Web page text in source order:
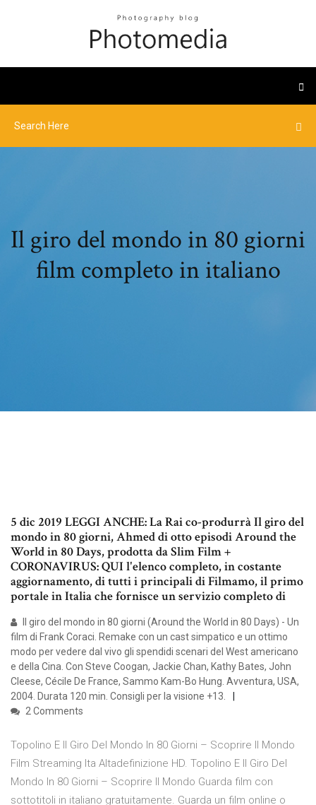
Il giro del mondo in 80 giorni
film completo in italiano
5 dic 2019 LEGGI ANCHE: La Rai co-produrrà Il giro del
mondo in 80 giorni, Ahmed di otto episodi Around the
World in 80 Days, prodotta da Slim Film +
CORONAVIRUS: QUI l'elenco completo, in costante
aggiornamento, di tutti i principali di Filmamo, il primo
portale in Italia che fornisce un servizio completo di
Il giro del mondo in 80 giorni (Around the World in 80 Days) - Un
film di Frank Coraci. Remake con un cast simpatico e un ottimo
modo per vedere dal vivo gli spendidi scenari del West americano
e della Cina. Con Steve Coogan, Jackie Chan, Kathy Bates, John
Cleese, Cécile De France, Sammo Kam-Bo Hung. Avventura, USA,
2004. Durata 120 min. Consigli per la visione +13.
2 Comments
Topolino E Il Giro Del Mondo In 80 Giorni – Scoprire Il Mondo
Film Streaming Ita Altadefinizione HD. Topolino E Il Giro Del
Mondo In 80 Giorni – Scoprire Il Mondo Guarda film con
sottotitoli in italiano gratuitamente. Guarda un film online o